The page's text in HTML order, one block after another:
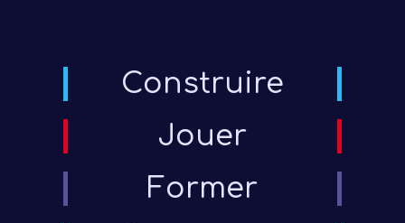
Construire
Jouer
Former